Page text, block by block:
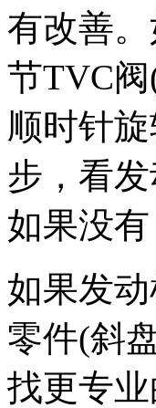
有改善
节TVC
顺时针
步，看
如果没
如果发
零件(斜
找更专